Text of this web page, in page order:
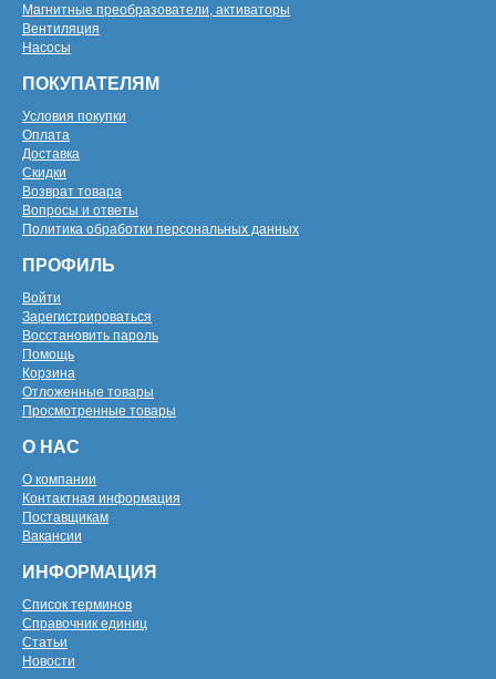
Магнитные преобразователи, активаторы
Вентиляция
Насосы
ПОКУПАТЕЛЯМ
Условия покупки
Оплата
Доставка
Скидки
Возврат товара
Вопросы и ответы
Политика обработки персональных данных
ПРОФИЛЬ
Войти
Зарегистрироваться
Восстановить пароль
Помощь
Корзина
Отложенные товары
Просмотренные товары
О НАС
О компании
Контактная информация
Поставщикам
Вакансии
ИНФОРМАЦИЯ
Список терминов
Справочник единиц
Статьи
Новости